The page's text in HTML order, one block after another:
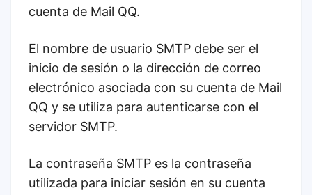
cuenta de Mail QQ.
El nombre de usuario SMTP debe ser el
inicio de sesión o la dirección de correo
electrónico asociada con su cuenta de Mail
QQ y se utiliza para autenticarse con el
servidor SMTP.
La contraseña SMTP es la contraseña
utilizada para iniciar sesión en su cuenta